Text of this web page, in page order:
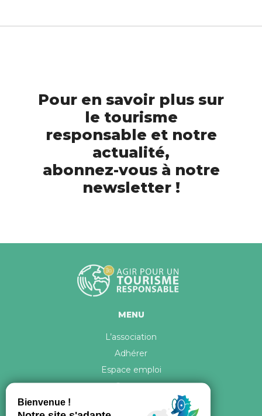
Pour en savoir plus sur
le tourisme
responsable et notre
actualité,
abonnez-vous à notre
newsletter !
MENU
L’association
Adhérer
Espace emploi
Contact